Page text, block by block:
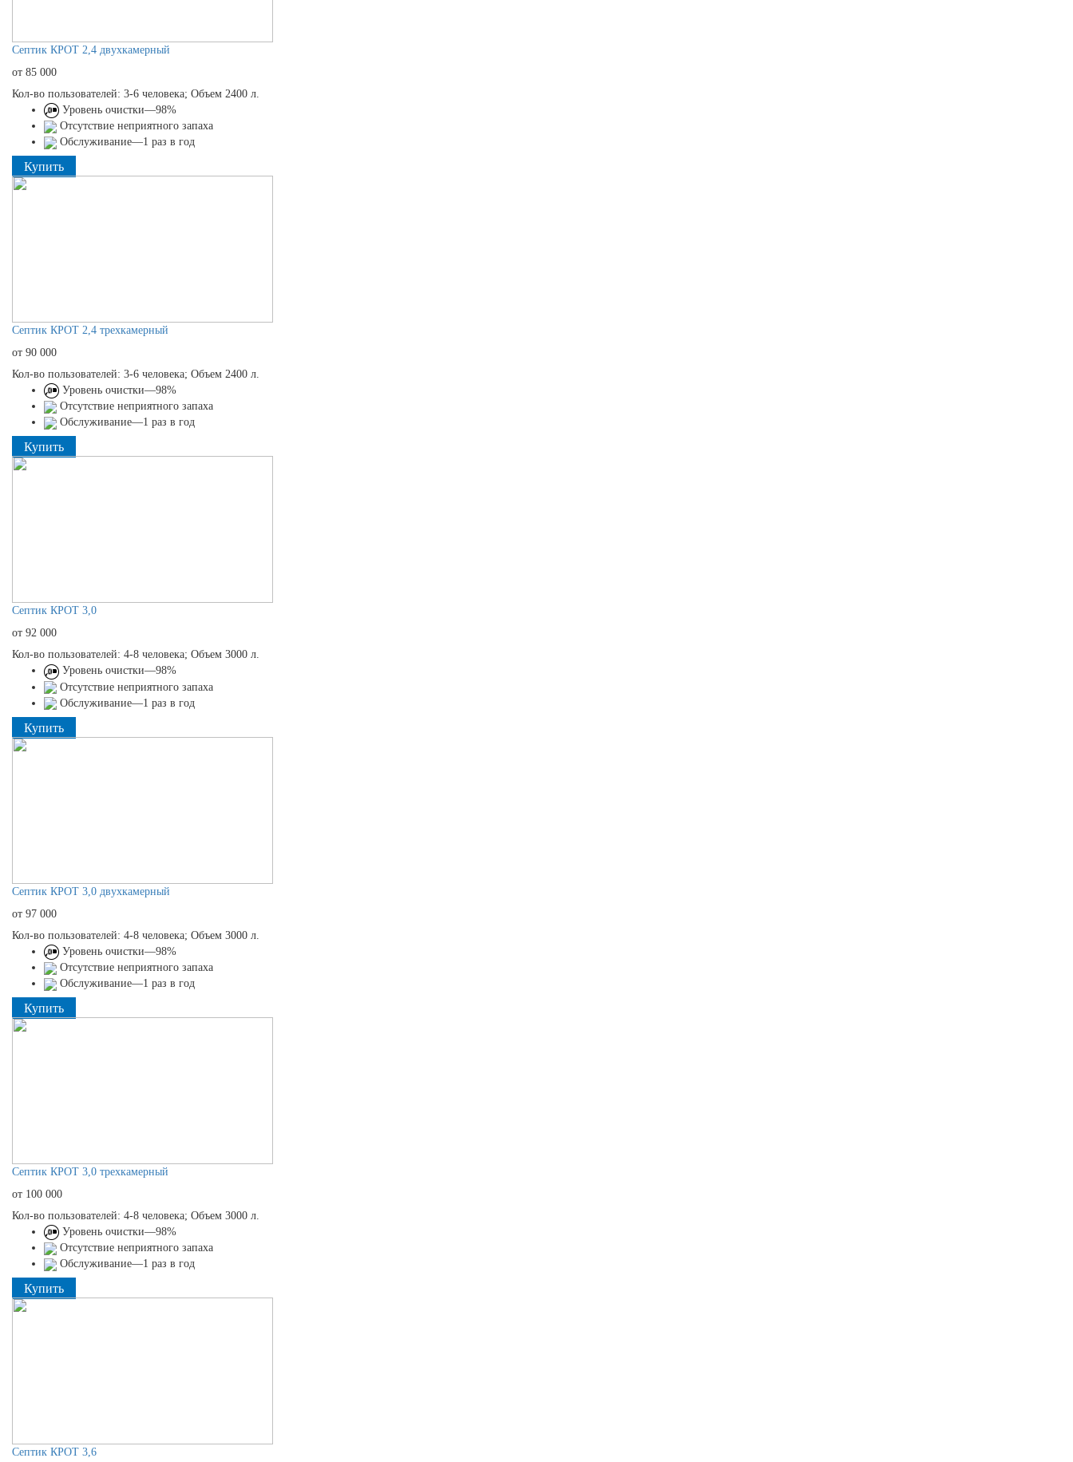
Септик КРОТ 2,4 двухкамерный
от 85 000
Кол-во пользователей: 3-6 человека; Объем 2400 л.
Уровень очистки—98%
Отсутствие неприятного запаха
Обслуживание—1 раз в год
Купить
Септик КРОТ 2,4 трехкамерный
от 90 000
Кол-во пользователей: 3-6 человека; Объем 2400 л.
Уровень очистки—98%
Отсутствие неприятного запаха
Обслуживание—1 раз в год
Купить
Септик КРОТ 3,0
от 92 000
Кол-во пользователей: 4-8 человека; Объем 3000 л.
Уровень очистки—98%
Отсутствие неприятного запаха
Обслуживание—1 раз в год
Купить
Септик КРОТ 3,0 двухкамерный
от 97 000
Кол-во пользователей: 4-8 человека; Объем 3000 л.
Уровень очистки—98%
Отсутствие неприятного запаха
Обслуживание—1 раз в год
Купить
Септик КРОТ 3,0 трехкамерный
от 100 000
Кол-во пользователей: 4-8 человека; Объем 3000 л.
Уровень очистки—98%
Отсутствие неприятного запаха
Обслуживание—1 раз в год
Купить
Септик КРОТ 3,6